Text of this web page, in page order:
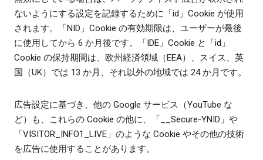
ないようにする設定を記録するために「id」Cookie が使用
されます。「NID」Cookie の有効期限は、ユーザーが最後
に使用してから 6 か月後です。「IDE」Cookie と「id」
Cookie の保持期間は、欧州経済領域（EEA）、スイス、英
国（UK）では 13 か月、それ以外の地域では 24 か月です。
広告設定に基づき、他の Google サービス（YouTube な
ど）も、これらの Cookie の他に、「__Secure-YNID」や
「VISITOR_INFO1_LIVE」のような Cookie やその他の技術
を広告に使用することがあります。